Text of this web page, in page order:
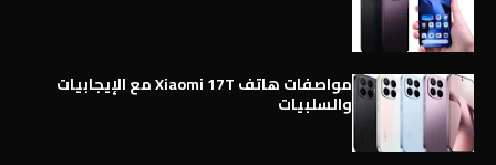
مواصفات هاتف Xiaomi 17T مع الإيجابيات
والسلبيات